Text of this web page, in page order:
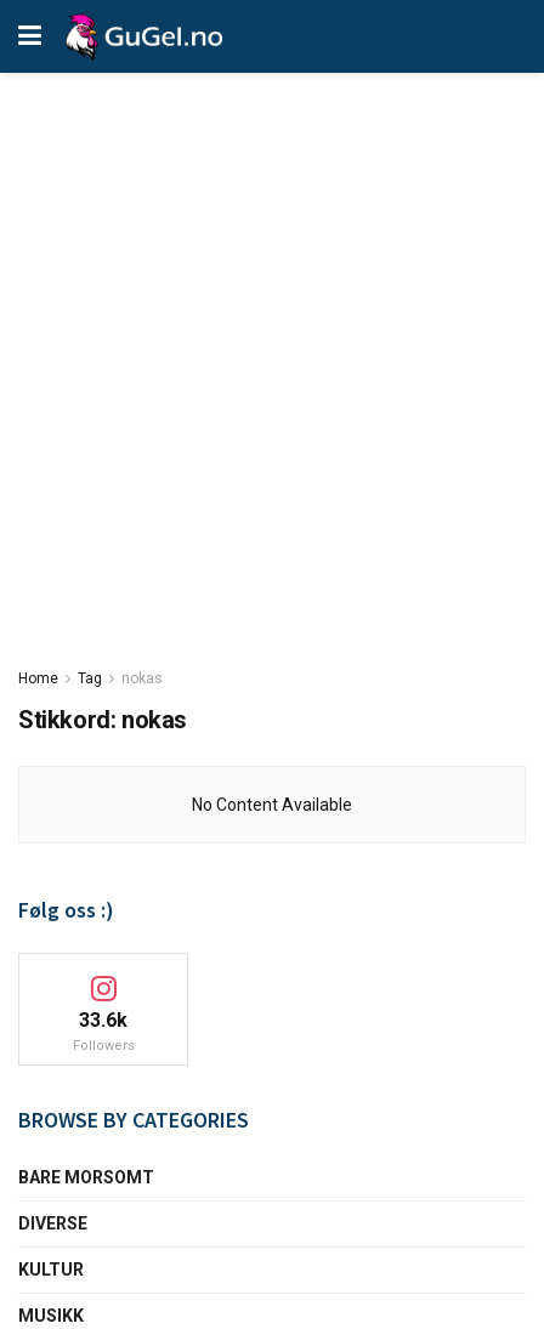
Home Tag nokas
Stikkord: nokas
No Content Available
Følg oss :)
33.6k
Followers
BROWSE BY CATEGORIES
BARE MORSOMT
DIVERSE
KULTUR
MUSIKK